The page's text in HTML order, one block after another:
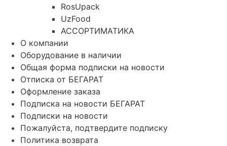
RosUpack
UzFood
АССОРТИМАТИКА
О компании
Оборудование в наличии
Общая форма подписки на новости
Отписка от БЕГАРАТ
Оформление заказа
Подписка на новости БЕГАРАТ
Подписки на новости
Пожалуйста, подтвердите подписку
Политика возврата